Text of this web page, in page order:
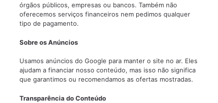
órgãos públicos, empresas ou bancos. Também não
oferecemos serviços financeiros nem pedimos qualquer
tipo de pagamento.
Sobre os Anúncios
Usamos anúncios do Google para manter o site no ar. Eles
ajudam a financiar nosso conteúdo, mas isso não significa
que garantimos ou recomendamos as ofertas mostradas.
Transparência do Conteúdo